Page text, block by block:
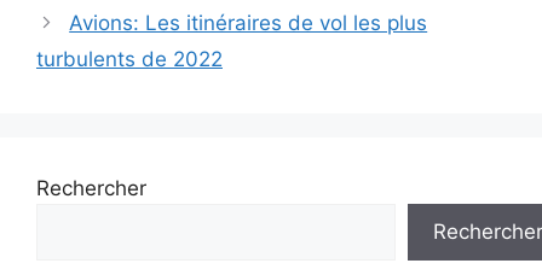
Avions: Les itinéraires de vol les plus
turbulents de 2022
Rechercher
Rechercher